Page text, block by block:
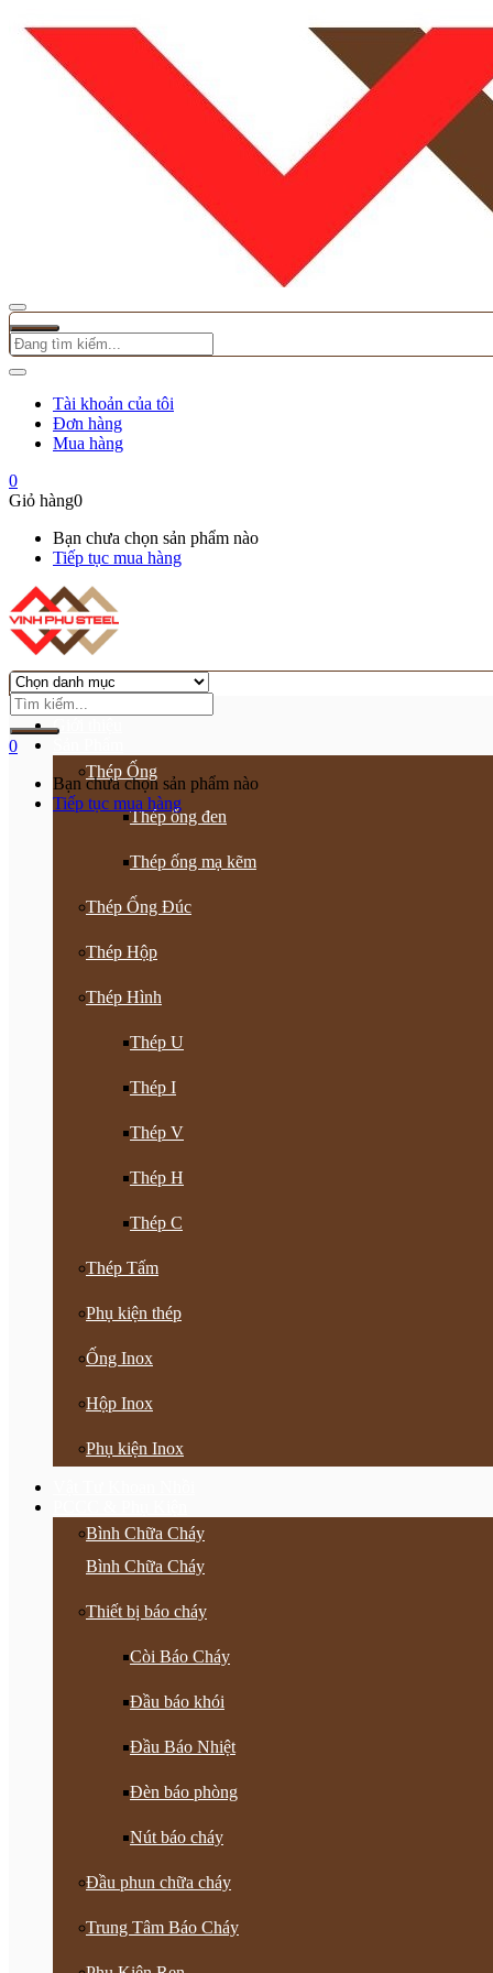
Tài khoản của tôi
Đơn hàng
Mua hàng
0
Giỏ hàng0
Bạn chưa chọn sản phẩm nào
Tiếp tục mua hàng
0
Bạn chưa chọn sản phẩm nào
Tiếp tục mua hàng
Trang chủ
Giới thiệu
Thép Ống
Thép ống đen
Thép ống mạ kẽm
Thép Ống Đúc
Thép Hộp
Thép Hình
Thép U
Thép I
Thép V
Thép H
Thép C
Thép Tấm
Phụ kiện thép
Ống Inox
Hộp Inox
Phụ kiện Inox
Bình Chữa Cháy
Bình Chữa Cháy
Thiết bị báo cháy
Còi Báo Cháy
Đầu báo khói
Đầu Báo Nhiệt
Đèn báo phòng
Nút báo cháy
Đầu phun chữa cháy
Trung Tâm Báo Cháy